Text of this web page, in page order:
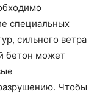
специальных
сильного ветра
бетон может
Чтобы